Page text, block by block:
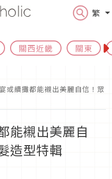
繁
關西近畿 關東
或續攤都能襯出美麗自信！眾
能襯出美麗自
造型特輯